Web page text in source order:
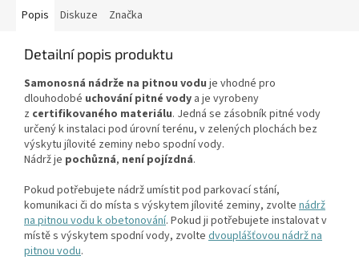
Popis Diskuze Značka
Detailní popis produktu
Samonosná nádrže na pitnou vodu je vhodné pro
dlouhodobé uchování pitné vody a je vyrobeny
z certifikovaného materiálu. Jedná se zásobník pitné vody
určený k instalaci pod úrovní terénu, v zelených plochách bez
výskytu jílovité zeminy nebo spodní vody.
Nádržje pochůzná, není pojízdná.
Pokud potřebujete nádrž umístit pod parkovací stání,
komunikaci či do místa s výskytem jílovité zeminy, zvolte nádrž
na pitnou vodu k obetonování. Pokud ji potřebujete instalovat v
místě s výskytem spodní vody, zvolte dvouplášťovou nádrž na
pitnou vodu.